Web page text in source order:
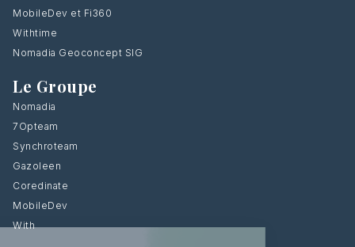
MobileDev et Fi360
Withtime
Nomadia Geoconcept SIG
Le Groupe
Nomadia
7Opteam
Synchroteam
Gazoleen
Coredinate
MobileDev
With